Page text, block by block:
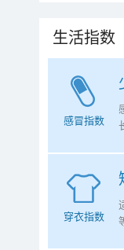
生活指数
感冒指数
穿衣指数